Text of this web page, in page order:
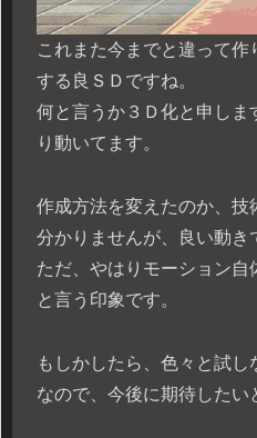
これまた今までと違って
する良ＳＤですね。
何と言うか３Ｄ化と申しま
り動いてます。
作成方法を変えたのか、技
分かりませんが、良い動き
ただ、やはりモーション自
と言う印象です。
もしかしたら、色々と試
なので、今後に期待したい